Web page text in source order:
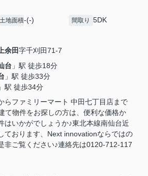
土地面積-(-) 間取り 5DK
上余田字千刈田71-7
台 」駅 徒歩18分
」駅 徒歩33分
」駅 徒歩34分
らファミリーマート 中田七丁目店まで
て物件をお探しの方は、便利な価格か
はいかがでしょうか♪東北本線南仙台近
ております、Next innovationならではの
非ご覧ください♪連絡先は0120-712-117